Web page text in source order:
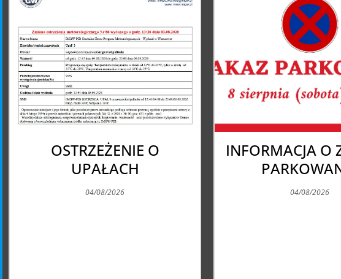
INFORMACJA O ZAKAZIE
PARKOWANIA
04/08/2026
Piątkowa
MCKiS
04/08/2026